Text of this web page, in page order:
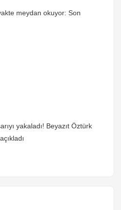
meydan okuyor: Son
yakaladı! Beyazıt Öztürk